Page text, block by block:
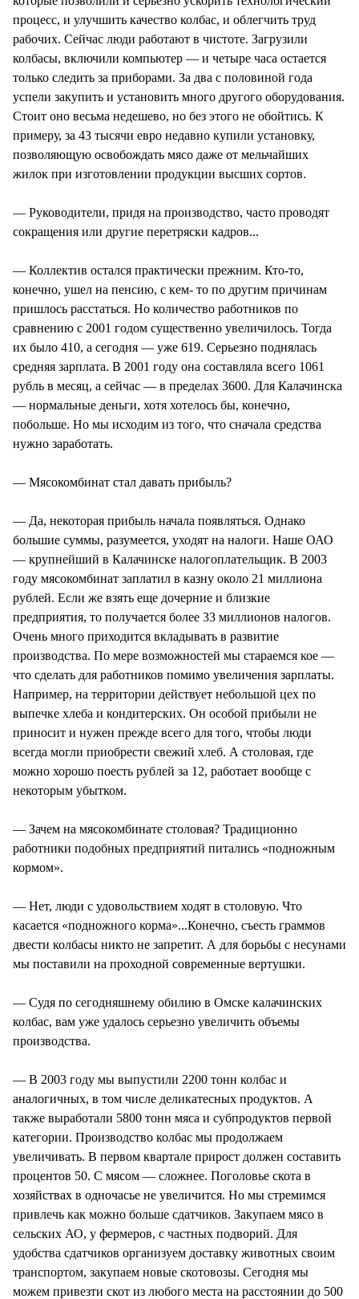
процесс, и улучшить качество колбас, и облегчить труд
рабочих. Сейчас люди работают в чистоте. Загрузили
колбасы, включили компьютер — и четыре часа остается
только следить за приборами. За два с половиной года
успели закупить и установить много другого оборудования.
Стоит оно весьма недешево, но без этого не обойтись. К
примеру, за 43 тысячи евро недавно купили установку,
позволяющую освобождать мясо даже от мельчайших
жилок при изготовлении продукции высших сортов.
— Руководители, придя на производство, часто проводят
сокращения или другие перетряски кадров...
— Коллектив остался практически прежним. Кто-то,
конечно, ушел на пенсию, с кем- то по другим причинам
пришлось расстаться. Но количество работников по
сравнению с 2001 годом существенно увеличилось. Тогда
их было 410, а сегодня — уже 619. Серьезно поднялась
средняя зарплата. В 2001 году она составляла всего 1061
рубль в месяц, а сейчас — в пределах 3600. Для Калачинска
— нормальные деньги, хотя хотелось бы, конечно,
побольше. Но мы исходим из того, что сначала средства
нужно заработать.
— Мясокомбинат стал давать прибыль?
— Да, некоторая прибыль начала появляться. Однако
большие суммы, разумеется, уходят на налоги. Наше ОАО
— крупнейший в Калачинске налогоплательщик. В 2003
году мясокомбинат заплатил в казну около 21 миллиона
рублей. Если же взять еще дочерние и близкие
предприятия, то получается более 33 миллионов налогов.
Очень много приходится вкладывать в развитие
производства. По мере возможностей мы стараемся кое —
что сделать для работников помимо увеличения зарплаты.
Например, на территории действует небольшой цех по
выпечке хлеба и кондитерских. Он особой прибыли не
приносит и нужен прежде всего для того, чтобы люди
всегда могли приобрести свежий хлеб. А столовая, где
можно хорошо поесть рублей за 12, работает вообще с
некоторым убытком.
— Зачем на мясокомбинате столовая? Традиционно
работники подобных предприятий питались «подножным
кормом».
— Нет, люди с удовольствием ходят в столовую. Что
касается «подножного корма»...Конечно, съесть граммов
двести колбасы никто не запретит. А для борьбы с несунами
мы поставили на проходной современные вертушки.
— Судя по сегодняшнему обилию в Омске калачинских
колбас, вам уже удалось серьезно увеличить объемы
производства.
— В 2003 году мы выпустили 2200 тонн колбас и
аналогичных, в том числе деликатесных продуктов. А
также выработали 5800 тонн мяса и субпродуктов первой
категории. Производство колбас мы продолжаем
увеличивать. В первом квартале прирост должен составить
процентов 50. С мясом — сложнее. Поголовье скота в
хозяйствах в одночасье не увеличится. Но мы стремимся
привлечь как можно больше сдатчиков. Закупаем мясо в
сельских АО, у фермеров, с частных подворий. Для
удобства сдатчиков организуем доставку животных своим
транспортом, закупаем новые скотовозы. Сегодня мы
можем привезти скот из любого места на расстоянии до 500